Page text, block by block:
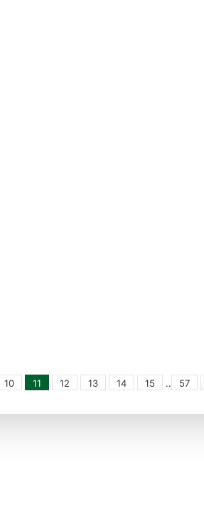
10 11 12 13 14 15 .. 57